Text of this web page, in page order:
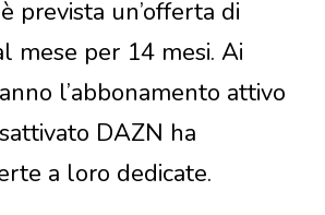
prevista un’offerta di
mese per 14 mesi. Ai
l’abbonamento attivo
DAZN ha
a loro dedicate.